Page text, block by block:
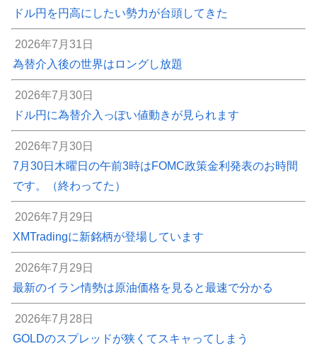
ドル円を円高にしたい勢力が台頭してきた
2026年7月31日
為替介入後の世界はロングし放題
2026年7月30日
ドル円に為替介入っぽい値動きが見られます
2026年7月30日
7月30日木曜日の午前3時はFOMC政策金利発表のお時間
です。（終わってた）
2026年7月29日
XMTradingに新銘柄が登場しています
2026年7月29日
最新のイラン情勢は原油価格を見ると最速で分かる
2026年7月28日
GOLDのスプレッドが狭くてスキャってしまう